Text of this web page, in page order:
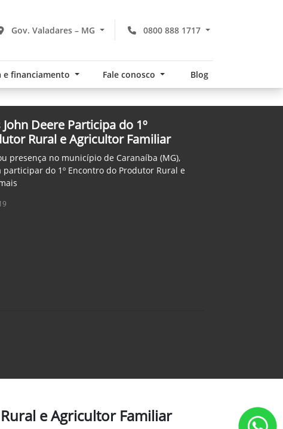
0800 888 1717
Gov. Valadares – MG
e financiamento Fale conosco Blog
Deere Participa do 1º
Rural e Agricultor Familiar
presença no município de Caranaíba (MG),
do 1º Encontro do Produtor Rural e
e Agricultor Familiar